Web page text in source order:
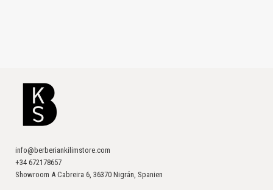
info@berberiankilimstore.com
+34 672178657
Showroom A Cabreira 6, 36370 Nigrán, Spanien